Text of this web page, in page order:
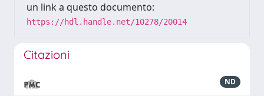
un link a questo documento:
https://hdl.handle.net/10278/20014
Citazioni
ND